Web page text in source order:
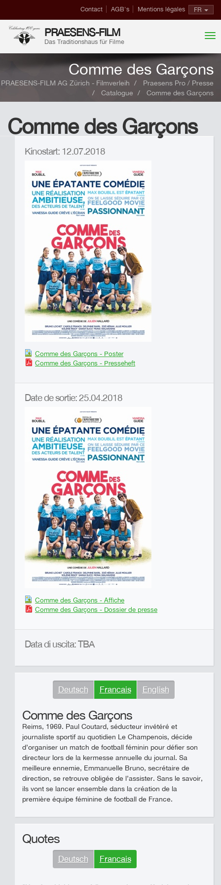
FR
Contact AGB's Mentions légales
PRAESENS-FILM
Das Traditionshaus für Filme
Comme des Garçons
PRAESENS-FILM AG Zürich - Filmverleih
Praesens Pro / Presse
Catalogue
Comme des Garçons
Comme des Garçons
Kinostart: 12.07.2018
Comme des Garçons - Poster
Comme des Garçons - Presseheft
Date de sortie: 25.04.2018
Comme des Garçons - Affiche
Comme des Garçons - Dossier de presse
Data di uscita: TBA
Deutsch Francais English
Comme des Garçons
Reims, 1969. Paul Coutard, séducteur invétéré et
journaliste sportif au quotidien Le Champenois, décide
d’organiser un match de football féminin pour défier son
directeur lors de la kermesse annuelle du journal. Sa
meilleure ennemie, Emmanuelle Bruno, secrétaire de
direction, se retrouve obligée de l’assister. Sans le savoir,
ils vont se lancer ensemble dans la création de la
première équipe féminine de football de France.
Quotes
Deutsch Francais